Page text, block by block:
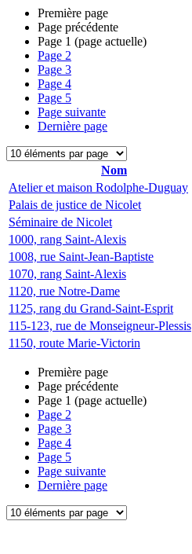
Première page
Page précédente
Page 1 (page actuelle)
Page 2
Page 3
Page 4
Page 5
Page suivante
Dernière page
Nom
Atelier et maison Rodolphe-Duguay
Palais de justice de Nicolet
Séminaire de Nicolet
1000, rang Saint-Alexis
1008, rue Saint-Jean-Baptiste
1070, rang Saint-Alexis
1120, rue Notre-Dame
1125, rang du Grand-Saint-Esprit
115-123, rue de Monseigneur-Plessis
1150, route Marie-Victorin
Première page
Page précédente
Page 1 (page actuelle)
Page 2
Page 3
Page 4
Page 5
Page suivante
Dernière page